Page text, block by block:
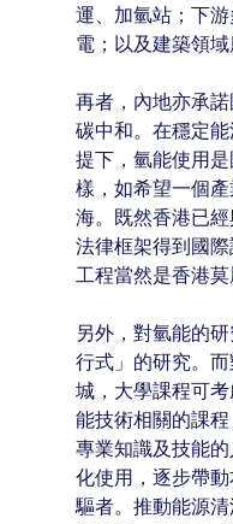
運、加氫站；下
電；以及建築領域
再者，內地亦承諾
碳中和。在穩定
提下，氫能使用
樣，如希望一個
海。既然香港已
法律框架得到國際
工程當然是香港莫
另外，對氫能的
行式」的研究。
城，大學課程可
能技術相關的課
專業知識及技能
化使用，逐步帶
驅者。推動能源